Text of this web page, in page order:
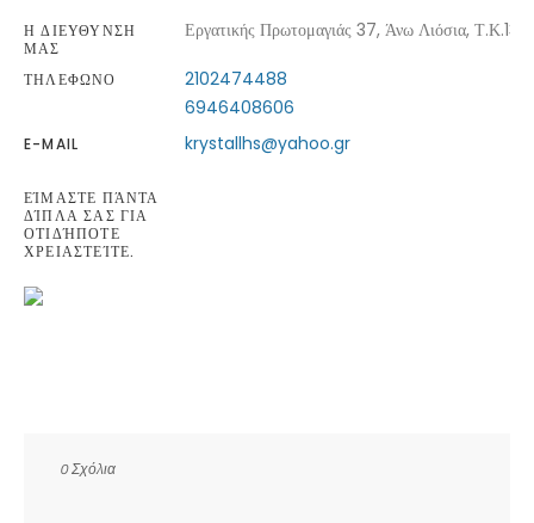
Η ΔΙΕΥΘΥΝΣΗ
ΜΑΣ
Εργατικής Πρωτομαγιάς 37, Άνω Λιόσια,
ΤΗΛΕΦΩΝΟ
2102474488
6946408606
E-MAIL krystallhs@yahoo.gr
ΕΊΜΑΣΤΕ ΠΆΝΤΑ
ΔΊΠΛΑ ΣΑΣ ΓΙΑ
ΟΤΙΔΉΠΟΤΕ
ΧΡΕΙΑΣΤΕΊΤΕ.
0 Σχόλια